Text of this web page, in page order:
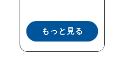
もっと見る